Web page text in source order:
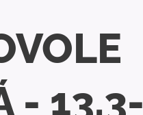
- 13.3-